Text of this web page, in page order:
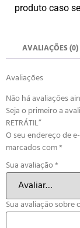
produto caso
AVALIAÇÕES (0)
Avaliações
Não há avaliações
Seja o primeiro a
RETRÁTIL”
O seu endereço de
marcados com*
Sua avaliação*
Sua avaliação